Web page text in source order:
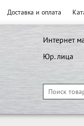
Доставка и оплата
Интернет
Юр. лица